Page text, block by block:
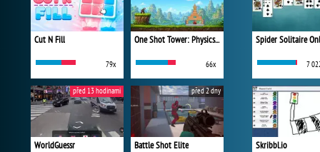
Cut N Fill
79x
One Shot Tower: Physics Destroyer
66x
WorldGuessr
před 13 hodinami
Battle Shot Elite
před 2 dny
Spider Solitaire
7
Skribbl.io